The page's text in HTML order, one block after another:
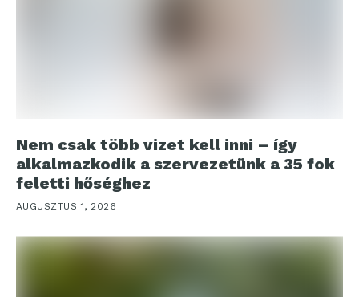
Nem csak több vizet kell inni – így
alkalmazkodik a szervezetünk a 35 fok
feletti hőséghez
AUGUSZTUS 1, 2026